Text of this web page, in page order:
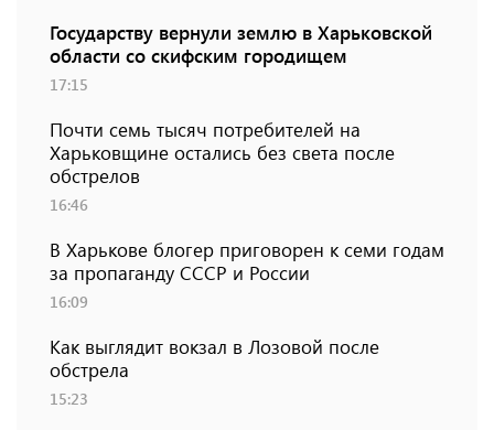
Государству вернули землю в Харьковской
области со скифским городищем
17:15
Почти семь тысяч потребителей на
Харьковщине остались без света после
обстрелов
16:46
В Харькове блогер приговорен к семи годам
за пропаганду СССР и России
16:09
Как выглядит вокзал в Лозовой после
обстрела
15:23